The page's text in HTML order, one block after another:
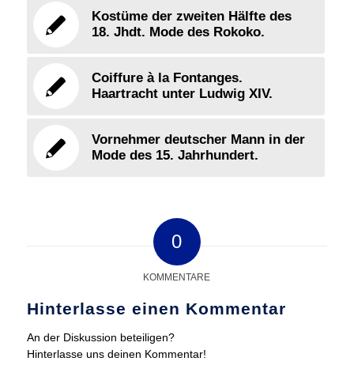
Kostüme der zweiten Hälfte des
18. Jhdt. Mode des Rokoko.
Coiffure à la Fontanges.
Haartracht unter Ludwig XIV.
Vornehmer deutscher Mann in der
Mode des 15. Jahrhundert.
0
KOMMENTARE
Hinterlasse einen Kommentar
An der Diskussion beteiligen?
Hinterlasse uns deinen Kommentar!